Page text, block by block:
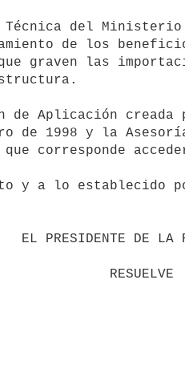
Técnica del
de los
graven las
de Aplicación
de 1998 y la
que corresponde
y a lo establecido